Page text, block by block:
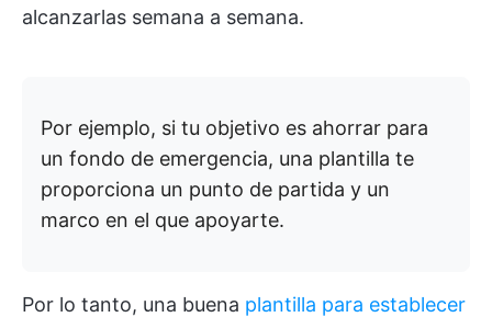
alcanzarlas semana a semana.
Por ejemplo, si tu objetivo es ahorrar para
un fondo de emergencia, una plantilla te
proporciona un punto de partida y un
marco en el que apoyarte.
Por lo tanto, una buena plantilla para establecer